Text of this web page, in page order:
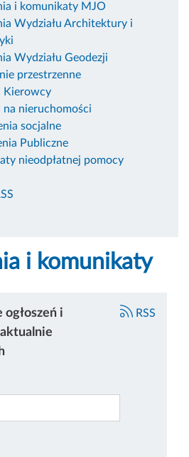
i komunikaty MJO
Wydziału Architektury i
Wydziału Geodezji
przestrzenne
Kierowcy
na nieruchomości
socjalne
Publiczne
nieodpłatnej pomocy
i komunikaty
RSS
i